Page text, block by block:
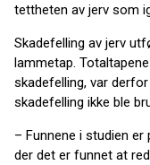
tettheten av jerv som
Skadefelling av jerv
lammetap.
skadefelling, var
skadefelling ikke ble
– Funnene i studien er
der det er funnet at